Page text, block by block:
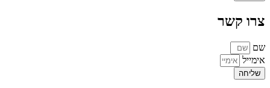
צרו קשר
שם
אימייל
שליחה